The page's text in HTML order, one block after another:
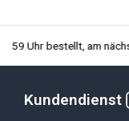
Uhr bestellt, am
Kundendienst